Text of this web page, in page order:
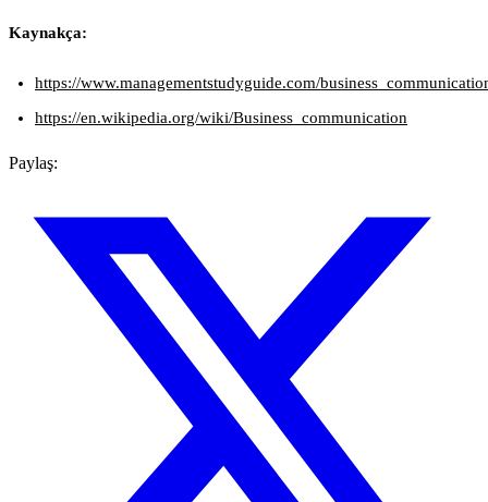
Kaynakça:
https://www.managementstudyguide.com/
https://en.wikipedia.org/wiki/Business_communication
Paylaş: